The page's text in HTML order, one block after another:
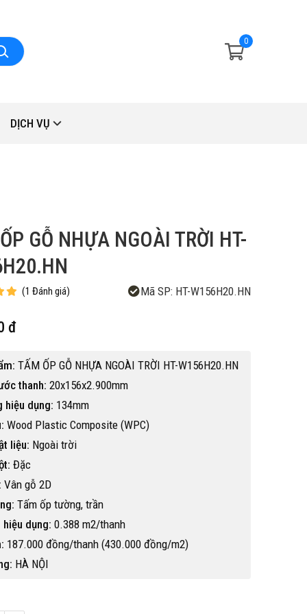
0
DỊCH VỤ
GỖ NHỰA NGOÀI TRỜI HT-
(1 Đánh giá) Mã SP: HT-W156H20.HN
đ
TẤM ỐP GỖ NHỰA NGOÀI TRỜI HT-W156H20.HN
thanh: 20x156x2.900mm
hiệu dụng: 134mm
Wood Plastic Composite (WPC)
liệu: Ngoài trời
Đặc
Vân gỗ 2D
Tấm ốp tường, trần
hiệu dụng: 0.388 m2/thanh
187.000 đồng/thanh (430.000 đồng/m2)
HÀ NỘI